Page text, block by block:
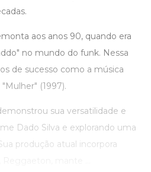
aos anos 90, quando era
no mundo do funk. Nessa
de sucesso como a música
(1997).
sua versatilidade e
Dado Silva e explorando uma
produção atual incorpora